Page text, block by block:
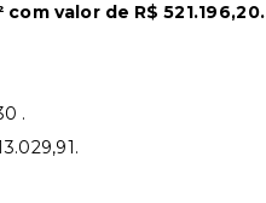
valor de R$ 521.196,20.
.